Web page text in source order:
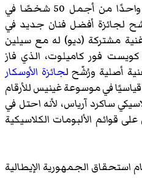
1999، ترشح لجائزة أفضل فنان جديد في
مشتركة (ديو) له مع سيلين
فور كاميلوت، الذي فاز
أصلية ورُشّح لجائزة الأوسكار
في موسوعة غينيس للأرقام
ساكرد آرياس، لأنه احتل في
على قوائم الألبومات الكلاسيكية
استحقاق الجمهورية الإيطالية